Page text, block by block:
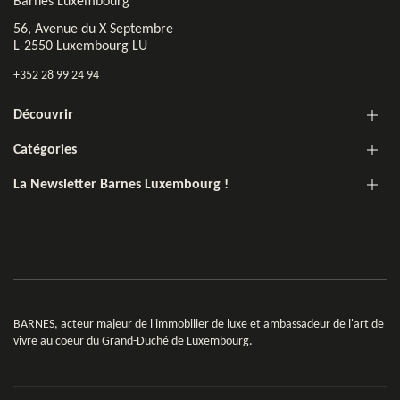
56, Avenue du X Septembre
L-2550 Luxembourg LU
+352 28 99 24 94
Découvrir
Catégories
La Newsletter Barnes Luxembourg !
BARNES, acteur majeur de l'immobilier de luxe et ambassadeur de l'art de
vivre au coeur du Grand-Duché de Luxembourg.